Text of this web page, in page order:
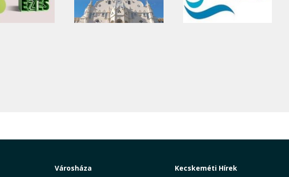
Városháza Kecskeméti Hírek